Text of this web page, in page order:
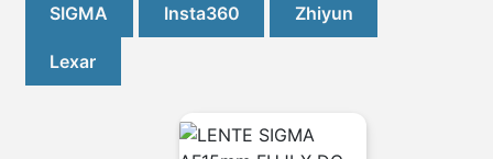
SIGMA Insta360 Zhiyun
Lexar